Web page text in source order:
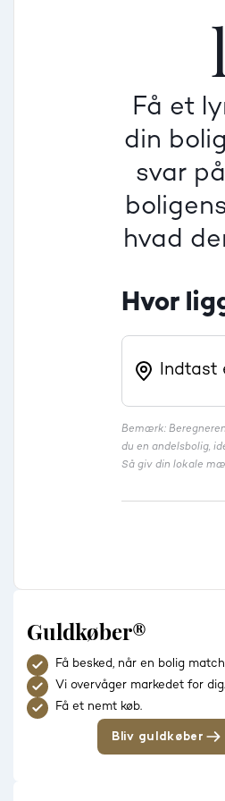
Få et
din
svar
hvad
Hvor
Bemærk:
du en andelsbolig,
Så giv din lokale
Dårlig
Mindre god
Dårlig
Mindre god
Dårlig
Mindre god
Villa
Guldkøber®
Få besked, når en bolig
Vi overvåger markedet for dig.
Få et nemt køb.
Bliv guldkøber